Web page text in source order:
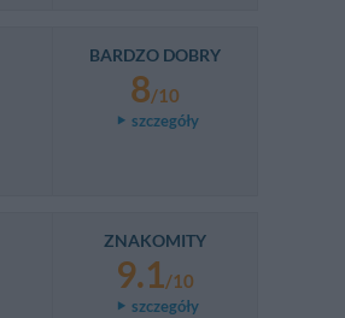
BARDZO DOBRY
8/10
szczegóły
ZNAKOMITY
9.1/10
szczegóły